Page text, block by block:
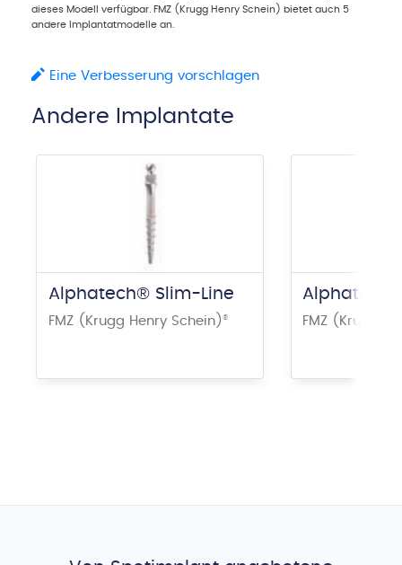
dieses Modell verfügbar. FMZ (Krugg Henry Schein) bietet auch 5
andere Implantatmodelle an.
Eine Verbesserung vorschlagen
Andere Implantate
Alphatech® Slim-Line
FMZ (Krugg Henry Schein) ® FMZ (Krugg